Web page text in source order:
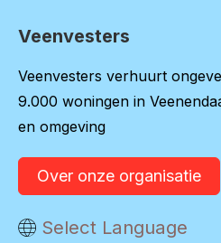
Veenvesters
Veenvesters verhuurt
9.000 woningen in
en omgeving
Over onze organisatie
Vertaal deze pagina
Select Language